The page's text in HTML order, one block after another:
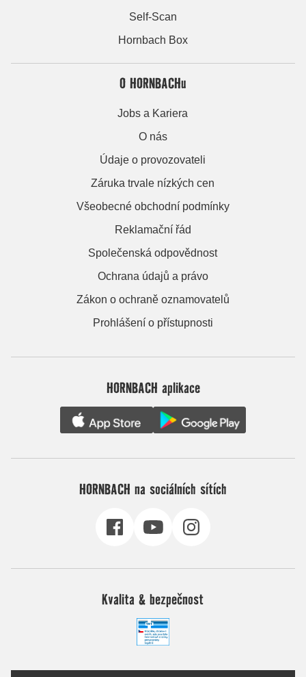
Self-Scan
Hornbach Box
O HORNBACHu
Jobs a Kariera
O nás
Údaje o provozovateli
Záruka trvale nízkých cen
Všeobecné obchodní podmínky
Reklamační řád
Společenská odpovědnost
Ochrana údajů a právo
Zákon o ochraně oznamovatelů
Prohlášení o přístupnosti
HORNBACH aplikace
HORNBACH na sociálních sítích
Kvalita & bezpečnost